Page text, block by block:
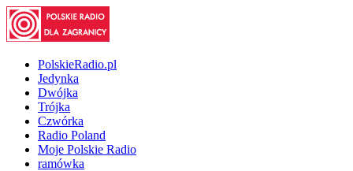
PolskieRadio.pl
Jedynka
Dwójka
Trójka
Czwórka
Radio Poland
Moje Polskie Radio
ramówka